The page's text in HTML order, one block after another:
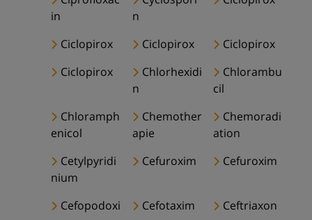
in
n
Ciclopirox Ciclopirox
Ciclopirox
Ciclopirox
Chlorhexidi
n
Chlorambu
cil
Chloramph
enicol
Chemother
apie
Chemoradi
ation
Cetylpyridi
nium
Cefuroxim Cefuroxim
Cefopodoxi
Cefotaxim Ceftriaxon